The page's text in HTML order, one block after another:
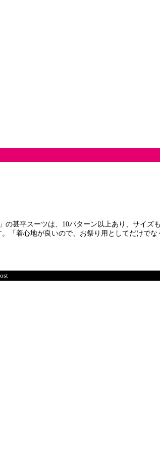
甚平スーツは、10パターン以上あり、サイズ
「着心地が良いので、お祭り用としてだけで